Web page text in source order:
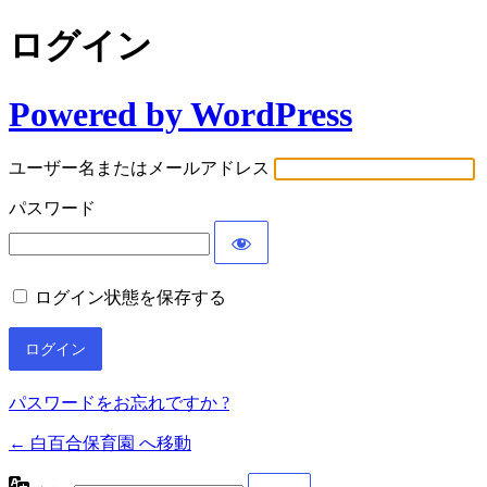
ログイン
Powered by WordPress
ユーザー名またはメールアドレス
パスワード
ログイン状態を保存する
パスワードをお忘れですか ?
← 白百合保育園 へ移動